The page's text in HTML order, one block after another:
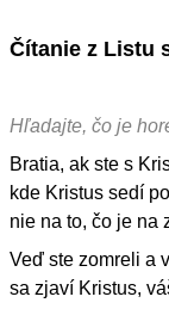
Čítanie z Listu
Hľadajte, čo je
Bratia, ak ste s
kde Kristus sedí
nie na to, čo je na
Veď ste zomreli a
sa zjaví Kristus,